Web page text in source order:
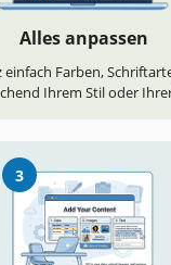
Alles anpassen
einfach Farben,
Ihrem Stil oder
3